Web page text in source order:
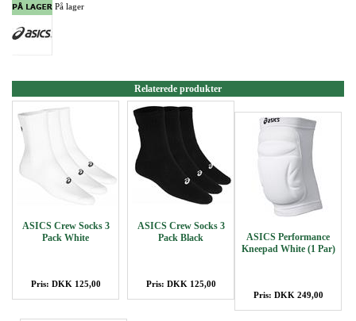
På lager
Relaterede produkter
ASICS Crew Socks 3
Pack White
Pris: DKK 125,00
ASICS Crew Socks 3
Pack Black
Pris: DKK 125,00
ASICS Performance
Kneepad White (1 Par)
Pris: DKK 249,00